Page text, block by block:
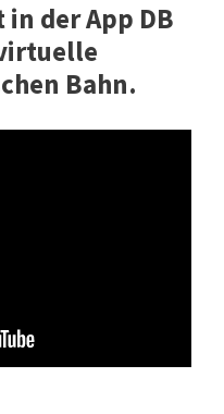
der App DB
Bahn.